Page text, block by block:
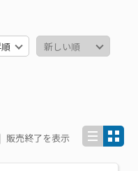
販売終了を表示